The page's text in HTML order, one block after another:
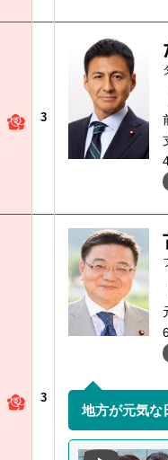
3
3
地方が元気な